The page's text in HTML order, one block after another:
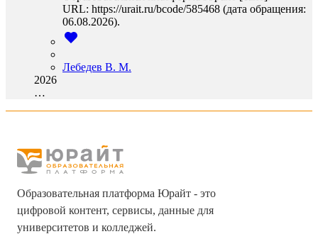
URL: https://urait.ru/bcode/585468 (дата обращения:
06.08.2026).
Лебедев В. М.
2026
…
Образовательная платформа Юрайт - это
цифровой контент, сервисы, данные для
университетов и колледжей.